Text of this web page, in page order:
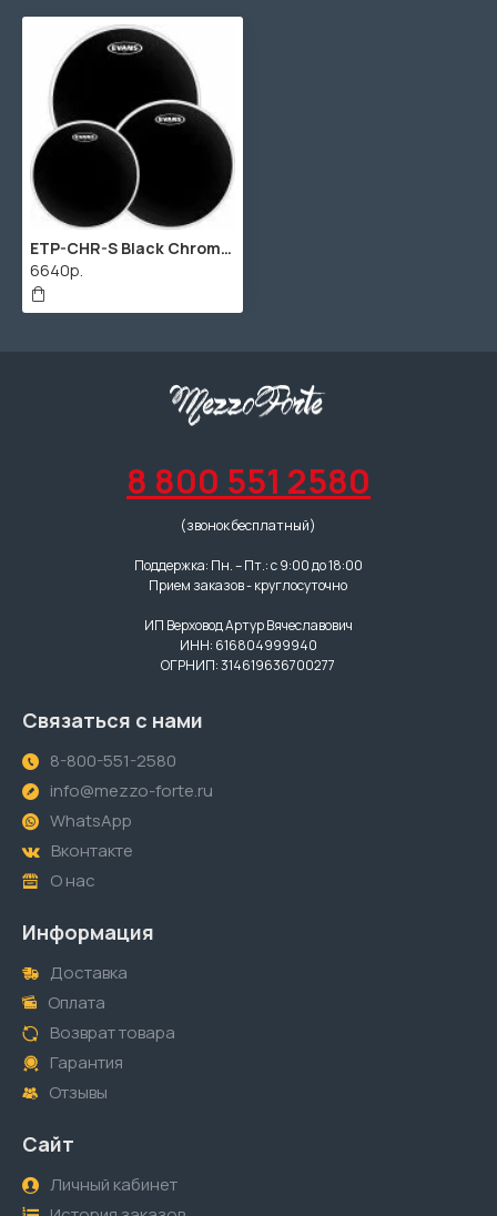
ETP-CHR-S Black Chrome Standard Набор пластика для том барабана 12"/13"/16", Evans
6640р.
8 800 551 2580
(звонок бесплатный)
Поддержка: Пн. – Пт.: с 9:00 до 18:00
Прием заказов - круглосуточно
ИП Верховод Артур Вячеславович
ИНН: 616804999940
ОГРНИП: 314619636700277
Связаться с нами
8-800-551-2580
info@mezzo-forte.ru
WhatsApp
Вконтакте
О нас
Информация
Доставка
Оплата
Возврат товара
Гарантия
Отзывы
Сайт
Личный кабинет